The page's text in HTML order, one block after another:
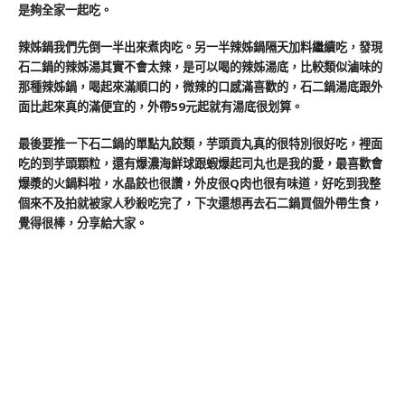
是夠全家一起吃。
辣姊鍋我們先倒一半出來煮肉吃。另一半辣姊鍋隔天加料繼續吃，發現
石二鍋的辣姊湯其實不會太辣，是可以喝的辣姊湯底，比較類似滷味的
那種辣姊鍋，喝起來滿順口的，微辣的口感滿喜歡的，石二鍋湯底跟外
面比起來真的滿便宜的，外帶59元起就有湯底很划算。
最後要推一下石二鍋的單點丸餃類，芋頭貢丸真的很特別很好吃，裡面
吃的到芋頭顆粒，還有爆濃海鮮球跟蝦爆起司丸也是我的愛，最喜歡會
爆漿的火鍋料啦，水晶餃也很讚，外皮很Q肉也很有味道，好吃到我整
個來不及拍就被家人秒殺吃完了，下次還想再去石二鍋買個外帶生食，
覺得很棒，分享給大家。